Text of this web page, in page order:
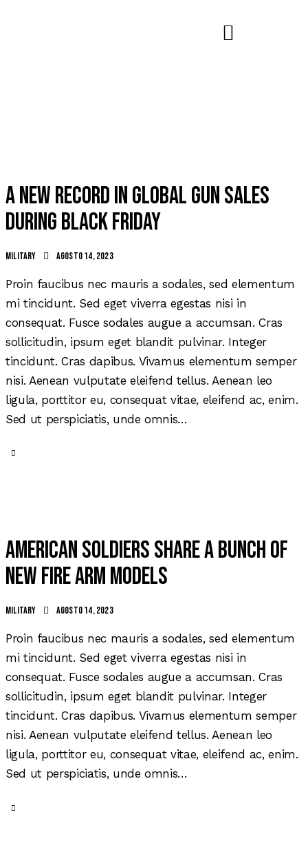
A new record in global gun sales
during Black Friday
Military agosto 14, 2023
Proin faucibus nec mauris a sodales, sed elementum
mi tincidunt. Sed eget viverra egestas nisi in
consequat. Fusce sodales augue a accumsan. Cras
sollicitudin, ipsum eget blandit pulvinar. Integer
tincidunt. Cras dapibus. Vivamus elementum semper
nisi. Aenean vulputate eleifend tellus. Aenean leo
ligula, porttitor eu, consequat vitae, eleifend ac, enim.
Sed ut perspiciatis, unde omnis…
American soldiers share a bunch of
new fire arm models
Military agosto 14, 2023
Proin faucibus nec mauris a sodales, sed elementum
mi tincidunt. Sed eget viverra egestas nisi in
consequat. Fusce sodales augue a accumsan. Cras
sollicitudin, ipsum eget blandit pulvinar. Integer
tincidunt. Cras dapibus. Vivamus elementum semper
nisi. Aenean vulputate eleifend tellus. Aenean leo
ligula, porttitor eu, consequat vitae, eleifend ac, enim.
Sed ut perspiciatis, unde omnis…